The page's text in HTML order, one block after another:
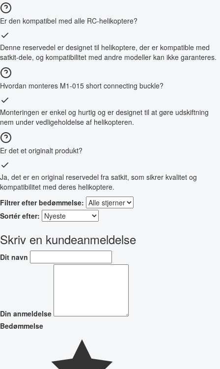
Er den kompatibel med alle RC-helikoptere?
Denne reservedel er designet til helikoptere, der er kompatible med
satkit-dele, og kompatibilitet med andre modeller kan ikke garanteres.
Hvordan monteres M1-015 short connecting buckle?
Monteringen er enkel og hurtig og er designet til at gøre udskiftning
nem under vedligeholdelse af helikopteren.
Er det et originalt produkt?
Ja, det er en original reservedel fra satkit, som sikrer kvalitet og
kompatibilitet med deres helikoptere.
Filtrer efter bedømmelse:
Sortér efter:
Skriv en kundeanmeldelse
Dit navn
Din anmeldelse
Bedømmelse